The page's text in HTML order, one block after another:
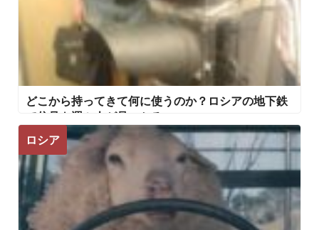
どこから持ってきて何に使うのか？ロシアの地下鉄
で信号を運ぶ人が見つかる
ロシア